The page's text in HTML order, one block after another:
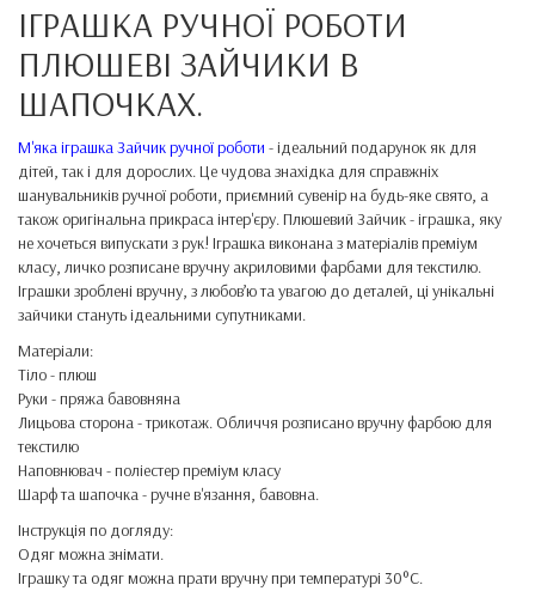
ІГРАШКА РУЧНОЇ РОБОТИ
ПЛЮШЕВІ ЗАЙЧИКИ В
ШАПОЧКАХ.
М'яка іграшка Зайчик ручної роботи - ідеальний подарунок як для
дітей, так і для дорослих. Це чудова знахідка для справжніх
шанувальників ручної роботи, приємний сувенір на будь-яке свято, а
також оригінальна прикраса інтер'єру. Плюшевий Зайчик - іграшка, яку
не хочеться випускати з рук! Іграшка виконана з матеріалів преміум
класу, личко розписане вручну акриловими фарбами для текстилю.
Іграшки зроблені вручну, з любов’ю та увагою до деталей, ці унікальні
зайчики стануть ідеальними супутниками.
Матеріали:
Тіло - плюш
Руки - пряжа бавовняна
Лицьова сторона - трикотаж. Обличчя розписано вручну фарбою для
текстилю
Наповнювач - поліестер преміум класу
Шарф та шапочка - ручне в'язання, бавовна.
Інструкція по догляду:
Одяг можна знімати.
Іграшку та одяг можна прати вручну при температурі 30°C.